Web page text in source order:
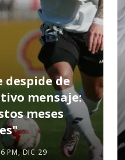
despide de
mensaje:
meses
PM, DIC 29